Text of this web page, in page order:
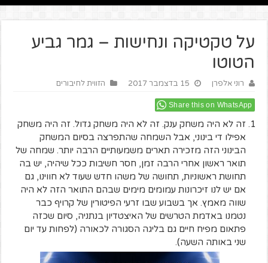
על טקטיקה ונחישות – גמר גביע
הטוטו
רוני אלפרן 15 בדצמבר 2017 הזווית לחיבורים
Share this on WhatsApp
זה לא היה משחק ענק. זה לא היה משחק גדול. זה היה משחק
אפילו די בינוני, אבל השמחה שהתפרצה בסיום המשחק
הבינוני הזה מזכירה תארים משמעותיים הרבה יותר. שמחה של
תואר ראשון אחרי הרבה זמן, חסר חשיבות ככל שיהיה, יש בה
תחושת ראשוניות, תחושה של משהו חדש שעוד לא חווינו, גם
אם יש לנו זיכרונות עמומים מימים שבהם התואר הזה לא היה
שווה מאמץ. אך בשבוע שבו זרעי הפיטורין של קרויף כבר
נטמנו באדמת הטרשים של האיצטדיון בנתניה, סיום שכזה
פתאום מפיח חיים גם בליגה הסגורה לכאורה (לפחות עד יום
שני באותה השעה).